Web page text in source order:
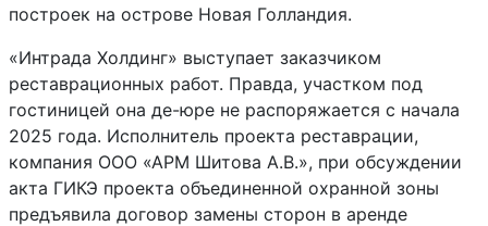
построек на острове Новая Голландия.
«Интрада Холдинг» выступает заказчиком
реставрационных работ. Правда, участком под
гостиницей она де-юре не распоряжается с начала
2025 года. Исполнитель проекта реставрации,
компания ООО «АРМ Шитова А.В.», при обсуждении
акта ГИКЭ проекта объединенной охранной зоны
предъявила договор замены сторон в аренде